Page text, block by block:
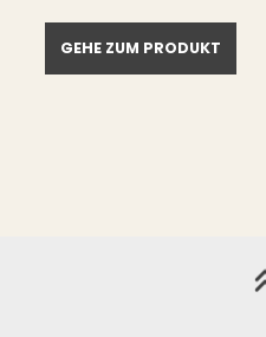
GEHE ZUM PRODUKT